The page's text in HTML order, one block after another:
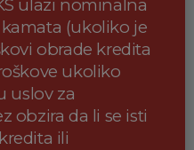
ulazi nominalna
(ukoliko je
obrade kredita
ukoliko
uslov za
obzira da li se isti
ili